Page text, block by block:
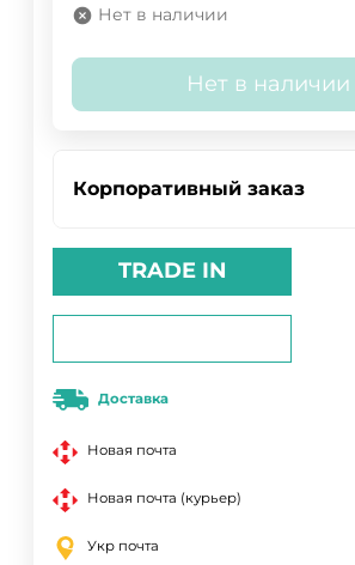
Нет в наличии
Нет в наличии
Корпоративный заказ
TRADE IN
Доставка
Новая почта
Новая почта (курьер)
Укр почта